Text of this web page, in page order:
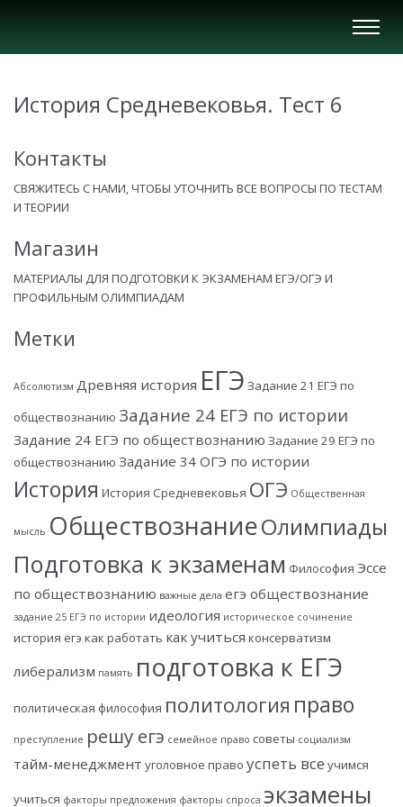
Вкл/
Выкл
История Средневековья. Тест 6
Контакты
СВЯЖИТЕСЬ С НАМИ, ЧТОБЫ УТОЧНИТЬ ВСЕ ВОПРОСЫ ПО ТЕСТАМ
И ТЕОРИИ
Магазин
МАТЕРИАЛЫ ДЛЯ ПОДГОТОВКИ К ЭКЗАМЕНАМ ЕГЭ/ОГЭ И
ПРОФИЛЬНЫМ ОЛИМПИАДАМ
Метки
Абсолютизм Древняя история ЕГЭ Задание 21 ЕГЭ по
обществознанию Задание 24 ЕГЭ по истории
Задание 24 ЕГЭ по обществознанию Задание 29 ЕГЭ по
обществознанию Задание 34 ОГЭ по истории
История История Средневековья ОГЭ Общественная
мысль ОбществознаниеОлимпиады
Подготовка к экзаменам Философия Эссе
по обществознанию важные дела егэ обществознание
задание 25 ЕГЭ по истории идеология историческое сочинение
история егэ как работать как учиться консерватизм
либерализм память подготовка к ЕГЭ
политическая философия политология право
преступление решу егэ семейное право советы социализм
тайм-менеджмент уголовное право успеть все учимся
учиться факторы предложения факторы спроса экзамены